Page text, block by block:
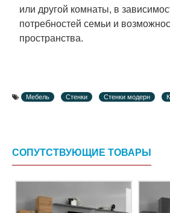
или другой комнаты, в
потребностей семьи и
пространства.
Мебель Стенки Стенки модерн
СОПУТСТВУЮЩИЕ ТОВАРЫ